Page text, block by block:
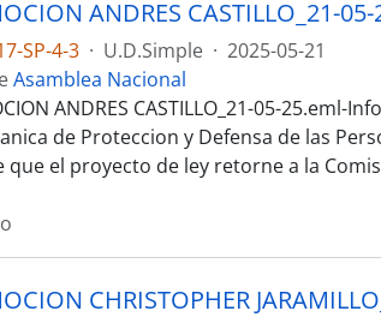
SP-4-3 · U.D.Simple · 2025-05-21
Asamblea Nacional
ANDRES CASTILLO_21-05-
de Proteccion y Defensa de las
que el proyecto de ley retorne a la